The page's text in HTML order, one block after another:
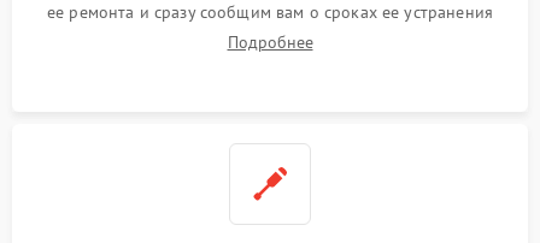
ее ремонта и сразу сообщим вам о сроках ее устранения
Подробнее